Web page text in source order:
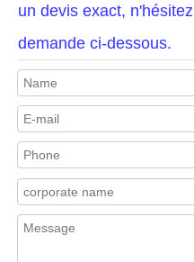
un devis exact,
demande ci-dessous.